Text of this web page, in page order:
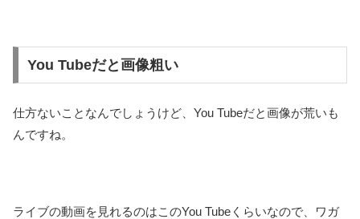
You Tubeだと画像粗い
仕方ないことなんでしょうけど、You Tubeだと画像が荒いも
んですね。
ライブの動画を見れるのはこのYou Tubeくらいなので、ワガ